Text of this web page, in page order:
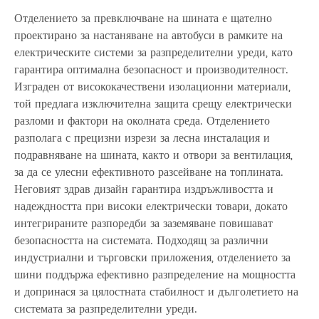
Отделението за превключване на шината е щателно
проектирано за настаняване на автобуси в рамките на
електрическите системи за разпределителни уреди, като
гарантира оптимална безопасност и производителност.
Изграден от висококачествени изолационни материали,
той предлага изключителна защита срещу електрически
разломи и фактори на околната среда. Отделението
разполага с прецизни изрези за лесна инсталация и
подравняване на шината, както и отвори за вентилация,
за да се улесни ефективното разсейване на топлината.
Неговият здрав дизайн гарантира издръжливостта и
надеждността при високи електрически товари, докато
интегрираните разпоредби за заземяване повишават
безопасността на системата. Подходящ за различни
индустриални и търговски приложения, отделението за
шини поддържа ефективно разпределение на мощността
и допринася за цялостната стабилност и дълголетието на
системата за разпределителни уреди.